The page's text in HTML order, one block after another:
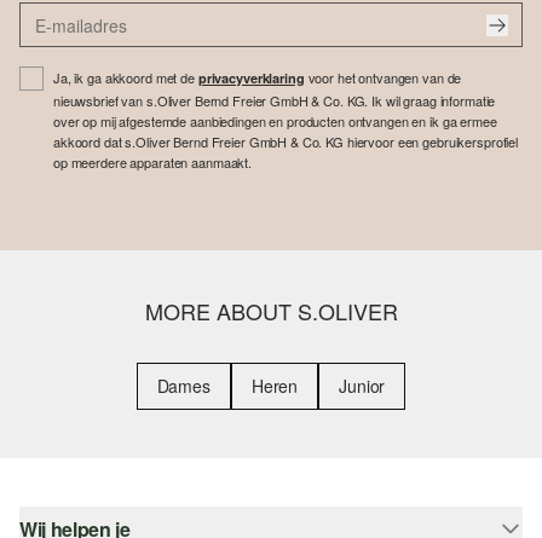
Ja, ik ga akkoord met de privacyverklaring voor het ontvangen van de
nieuwsbrief van s.Oliver Bernd Freier GmbH & Co. KG. Ik wil graag informatie
over op mij afgestemde aanbiedingen en producten ontvangen en ik ga ermee
akkoord dat s.Oliver Bernd Freier GmbH & Co. KG hiervoor een gebruikersprofiel
op meerdere apparaten aanmaakt.
MORE ABOUT S.OLIVER
Dames Heren Junior
Wij helpen je